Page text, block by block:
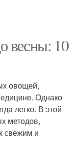
весны: 10
овощей,
Однако
легко. В этой
методов,
свежим и